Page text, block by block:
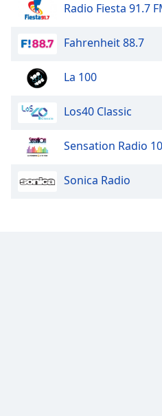
Radio Fiesta 91.7
Fahrenheit 88.7
La 100
Los40 Classic
Sensation Radio
Sonica Radio